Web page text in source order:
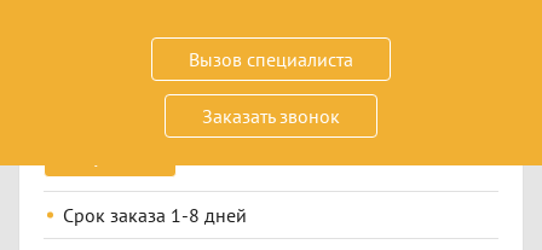
Вызов специалиста
Заказать звонок
7900 ₽
Срок заказа 1-8 дней